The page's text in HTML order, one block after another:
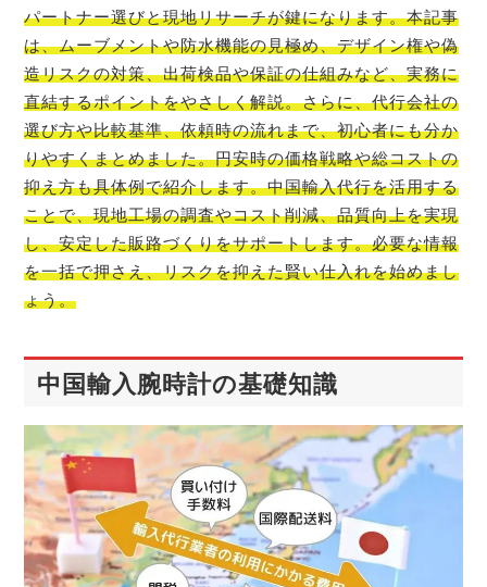
パートナー選びと現地リサーチが鍵になります。本記事
は、ムーブメントや防水機能の見極め、デザイン権や偽
造リスクの対策、出荷検品や保証の仕組みなど、実務に
直結するポイントをやさしく解説。さらに、代行会社の
選び方や比較基準、依頼時の流れまで、初心者にも分か
りやすくまとめました。円安時の価格戦略や総コストの
抑え方も具体例で紹介します。中国輸入代行を活用する
ことで、現地工場の調査やコスト削減、品質向上を実現
し、安定した販路づくりをサポートします。必要な情報
を一括で押さえ、リスクを抑えた賢い仕入れを始めまし
ょう。
中国輸入腕時計の基礎知識